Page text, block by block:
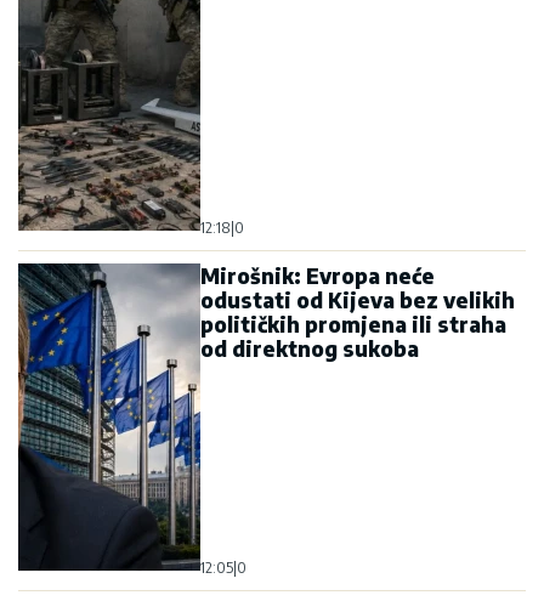
12:18 0
Mirošnik: Evropa neće
odustati od Kijeva bez velikih
političkih promjena ili straha
od direktnog sukoba
12:05 0